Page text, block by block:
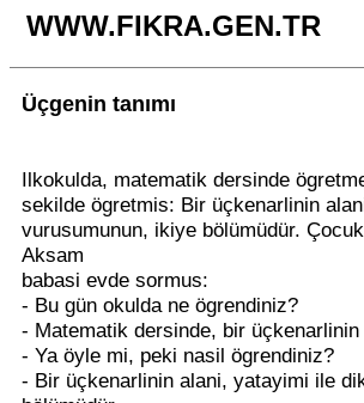
WWW.FIKRA.GEN.TR
Üçgenin tanımı
Ilkokulda, matematik dersinde
sekilde ögretmis: Bir üçkenarlinin
vurusumunun, ikiye bölümüdür.
Aksam
babasi evde sormus:
- Bu gün okulda ne ögrendiniz?
- Matematik dersinde, bir
- Ya öyle mi, peki nasil ögrendiniz?
- Bir üçkenarlinin alani, yatayimi ile